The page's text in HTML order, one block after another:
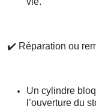
✔️ Réparation ou
Un cylindre
l’ouverture du